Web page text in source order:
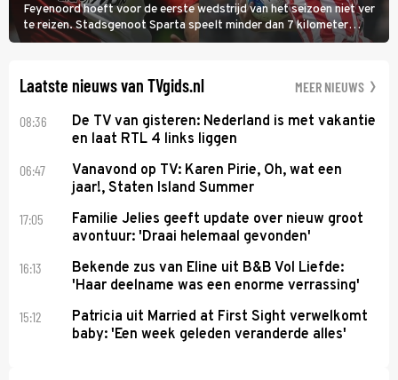
Feyenoord hoeft voor de eerste wedstrijd van het seizoen niet ver
te reizen. Stadsgenoot Sparta speelt minder dan 7 kilometer
verderop. Feyenoord trok de Spaanse spits Nacho Ferri aan van
Laatste nieuws van TVgids.nl MEER NIEUWS
08:36
De TV van gisteren: Nederland is met vakantie
en laat RTL 4 links liggen
06:47
Vanavond op TV: Karen Pirie, Oh, wat een
jaar!, Staten Island Summer
17:05
Familie Jelies geeft update over nieuw groot
avontuur: 'Draai helemaal gevonden'
16:13
Bekende zus van Eline uit B&B Vol Liefde:
'Haar deelname was een enorme verrassing'
15:12
Patricia uit Married at First Sight verwelkomt
baby: 'Een week geleden veranderde alles'